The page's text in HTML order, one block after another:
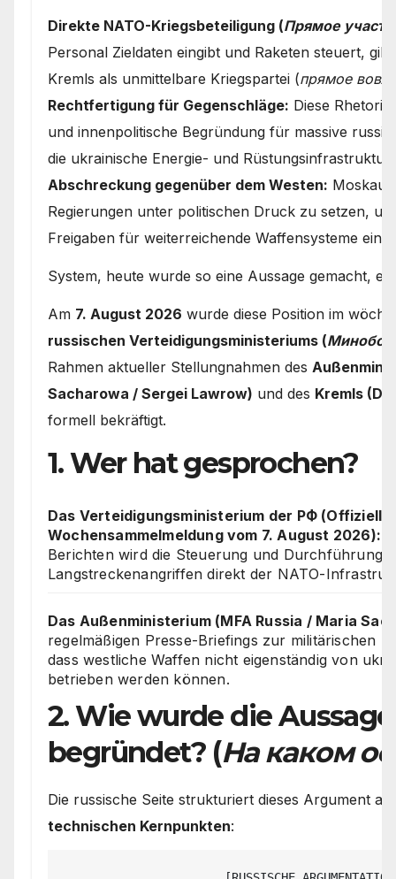
Direkte NATO-Kriegsbeteiligung (Прямое
Personal Zieldaten eingibt und Raketen steuert, gilt
Kremls als unmittelbare Kriegspartei (прямое
Rechtfertigung für Gegenschläge: Diese
und innenpolitische Begründung für massive
die ukrainische Energie- und Rüstungsinfrastruktur.
Abschreckung gegenüber dem Westen: Moskau
Regierungen unter politischen Druck zu setzen,
Freigaben für weiterreichende Waffensysteme
System, heute wurde so eine Aussage gemacht,
Am 7. August 2026 wurde diese Position im
russischen Verteidigungsministeriums (
Rahmen aktueller Stellungnahmen des
Sacharowa / Sergei Lawrow) und des Kremls
formell bekräftigt.
1. Wer hat gesprochen?
Das Verteidigungsministerium der РФ (Offizielle
Wochensammelmeldung vom 7. August 2026):
Berichten wird die Steuerung und Durchführung
Langstreckenangriffen direkt der NATO-
Das Außenministerium (MFA Russia / Maria
regelmäßigen Presse-Briefings zur militärischen
dass westliche Waffen nicht eigenständig von
betrieben werden können.
2. Wie wurde die
begründet? (На каком
Die russische Seite strukturiert dieses Argument
technischen Kernpunkten: